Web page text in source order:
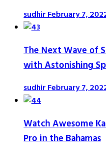
sudhirFebruary 7,
The Next Wave of
with Astonishing
sudhirFebruary 7,
Watch Awesome
Pro in the Bahamas